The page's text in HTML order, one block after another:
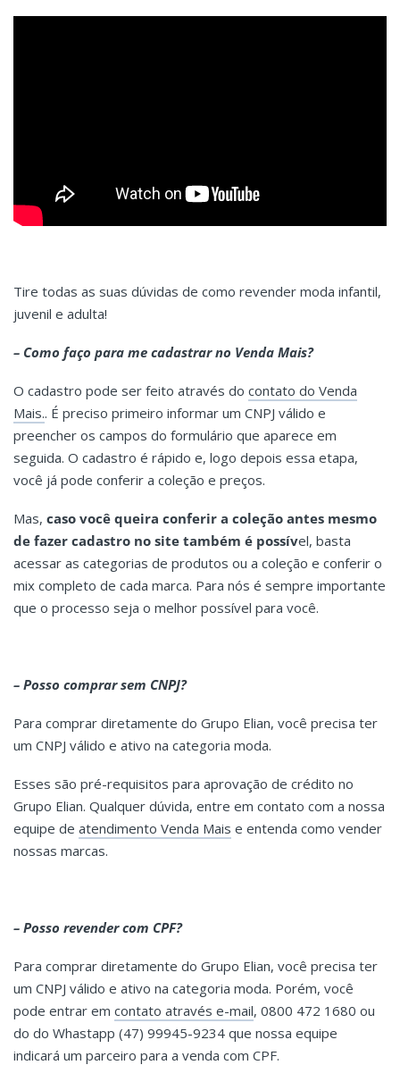
Tire todas as suas dúvidas de como revender moda infantil,
juvenil e adulta!
– Como faço para me cadastrar no Venda Mais?
O cadastro pode ser feito através do contato do Venda
Mais.. É preciso primeiro informar um CNPJ válido e
preencher os campos do formulário que aparece em
seguida. O cadastro é rápido e, logo depois essa etapa,
você já pode conferir a coleção e preços.
Mas, caso você queira conferir a coleção antes mesmo
de fazer cadastro no site também é possível, basta
acessar as categorias de produtos ou a coleção e conferir o
mix completo de cada marca. Para nós é sempre importante
que o processo seja o melhor possível para você.
– Posso comprar sem CNPJ?
Para comprar diretamente do Grupo Elian, você precisa ter
um CNPJ válido e ativo na categoria moda.
Esses são pré-requisitos para aprovação de crédito no
Grupo Elian. Qualquer dúvida, entre em contato com a nossa
equipe de atendimento Venda Mais e entenda como vender
nossas marcas.
– Posso revender com CPF?
Para comprar diretamente do Grupo Elian, você precisa ter
um CNPJ válido e ativo na categoria moda. Porém, você
pode entrar em contato através e-mail, 0800 472 1680 ou
do do Whastapp (47) 99945-9234 que nossa equipe
indicará um parceiro para a venda com CPF.